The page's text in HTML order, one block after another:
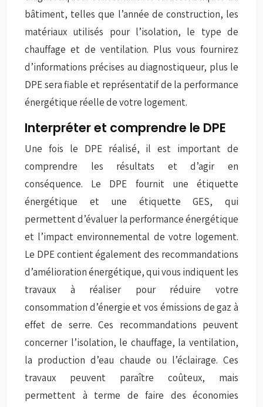
bâtiment, telles que l’année de construction, les
matériaux utilisés pour l’isolation, le type de
chauffage et de ventilation. Plus vous fournirez
d’informations précises au diagnostiqueur, plus le
DPE sera fiable et représentatif de la performance
énergétique réelle de votre logement.
Interpréter et comprendre le DPE
Une fois le DPE réalisé, il est important de
comprendre les résultats et d’agir en
conséquence. Le DPE fournit une étiquette
énergétique et une étiquette GES, qui
permettent d’évaluer la performance énergétique
et l’impact environnemental de votre logement.
Le DPE contient également des recommandations
d’amélioration énergétique, qui vous indiquent les
travaux à réaliser pour réduire votre
consommation d’énergie et vos émissions de gaz à
effet de serre. Ces recommandations peuvent
concerner l’isolation, le chauffage, la ventilation,
la production d’eau chaude ou l’éclairage. Ces
travaux peuvent paraître coûteux, mais
permettent à terme de faire des économies